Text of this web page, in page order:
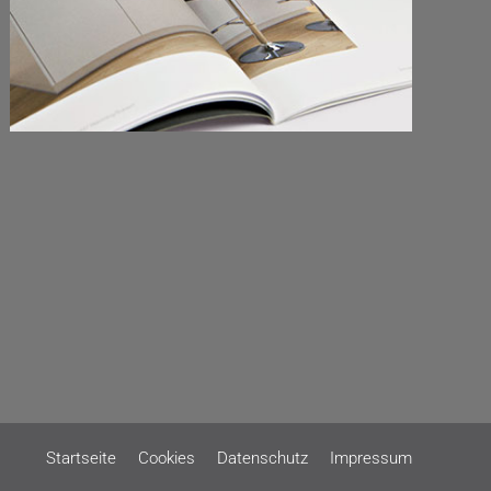
Startseite Cookies Datenschutz Impressum